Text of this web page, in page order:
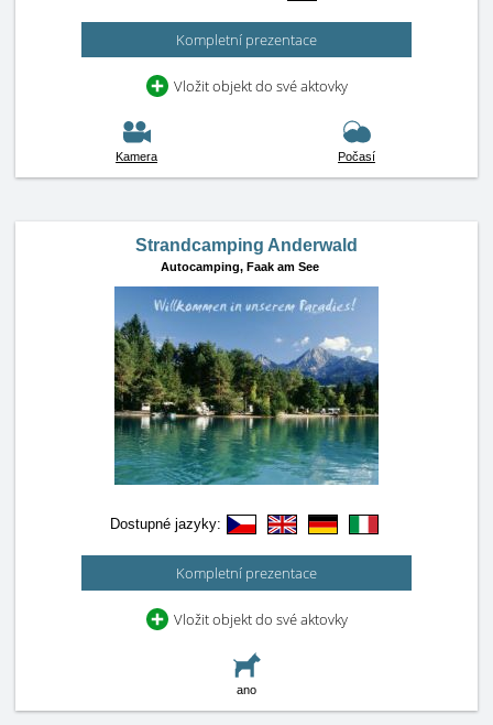
Kompletní prezentace
Vložit objekt do své aktovky
Kamera Počasí
Strandcamping Anderwald
Autocamping, Faak am See
Dostupné jazyky:
Kompletní prezentace
Vložit objekt do své aktovky
ano